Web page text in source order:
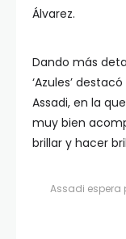
Álvarez.
Dando más
‘Azules’
Assadi, en la
muy bien
brillar y hacer
Assadi espera